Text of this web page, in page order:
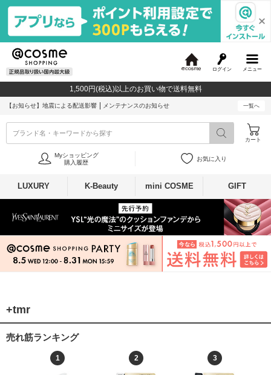
メニュー
ログイン
c
o
1,500円(税込)以上のお買い物で送料無料
【お知らせ】 地震による配送影響 メンテナンスのお知らせ 一覧へ
ブランド名・キーワードから探す
カート
Myショッピング
購入履歴
お気に入り
LUXURY K-Beauty mini COSME GIFT
+tmr
売れ筋ランキング
1 2 3